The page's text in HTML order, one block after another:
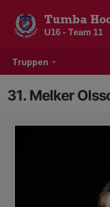
Truppen
Tumba
U16 - Team 11
31. Melker